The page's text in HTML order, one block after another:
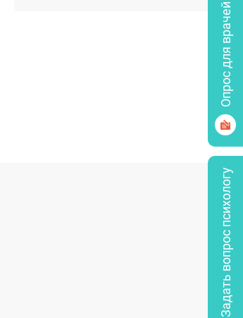
Опрос для врачей
Задать вопрос психологу